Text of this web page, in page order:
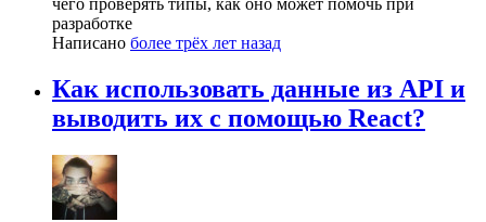
разработке
Написано более трёх лет назад
Как использовать данные из API и
выводить их с помощью React?